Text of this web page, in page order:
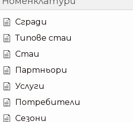
Сгради
Типове стаи
Стаи
Партньори
Услуги
Потребители
Сезони